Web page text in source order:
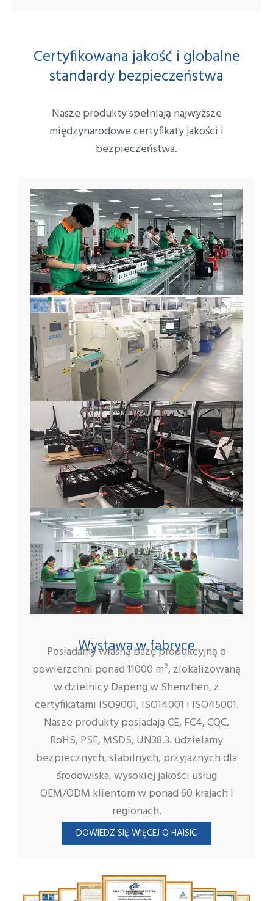
Certyfikowana jakość i globalne
standardy bezpieczeństwa
Nasze produkty spełniają najwyższe
międzynarodowe certyfikaty jakości i
bezpieczeństwa.
Wystawa w fabryce
Posiadamy własną bazę produkcyjną o
powierzchni ponad 11000 m², zlokalizowaną
w dzielnicy Dapeng w Shenzhen, z
certyfikatami ISO9001, ISO14001 i ISO45001.
Nasze produkty posiadają CE, FC4, CQC,
RoHS, PSE, MSDS, UN38.3. udzielamy
bezpiecznych, stabilnych, przyjaznych dla
środowiska, wysokiej jakości usług
OEM/ODM klientom w ponad 60 krajach i
regionach.
DOWIEDZ SIĘ WIĘCEJ O HAISIC